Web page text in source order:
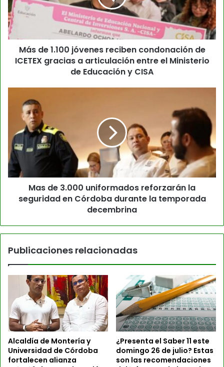
Más de 1.100 jóvenes reciben condonación de
ICETEX gracias a articulación entre el Ministerio
de Educación y CISA
Mas de 3.000 uniformados reforzarán la
seguridad en Córdoba durante la temporada
decembrina
Publicaciones relacionadas
Alcaldía de Montería y
Universidad de Córdoba
fortalecen alianza
¿Presenta el Saber 11 este
domingo 26 de julio? Estas
son las recomendaciones